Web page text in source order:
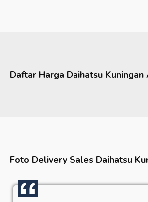
Daftar Harga Daihatsu Kuningan
Foto Delivery Sales Daihatsu